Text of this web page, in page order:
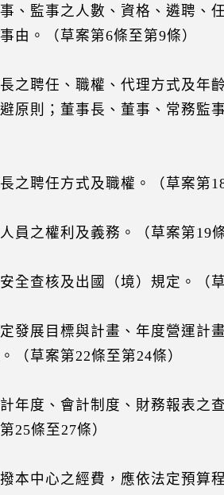
、監事之人數、資格、遴聘、
由。（草案第6條至第9條）
之聘任、職權、代理方式及年
原則；董事長、董事、常務監
之聘任方式及職權。（草案第18
員之權利及義務。（草案第19條
全查核及出國（境）規定。（
發展目標與計畫、年度營運計
（草案第22條至第24條）
年度、會計制度、財務報表之
25條至27條）
本中心之經費，應依法定預算